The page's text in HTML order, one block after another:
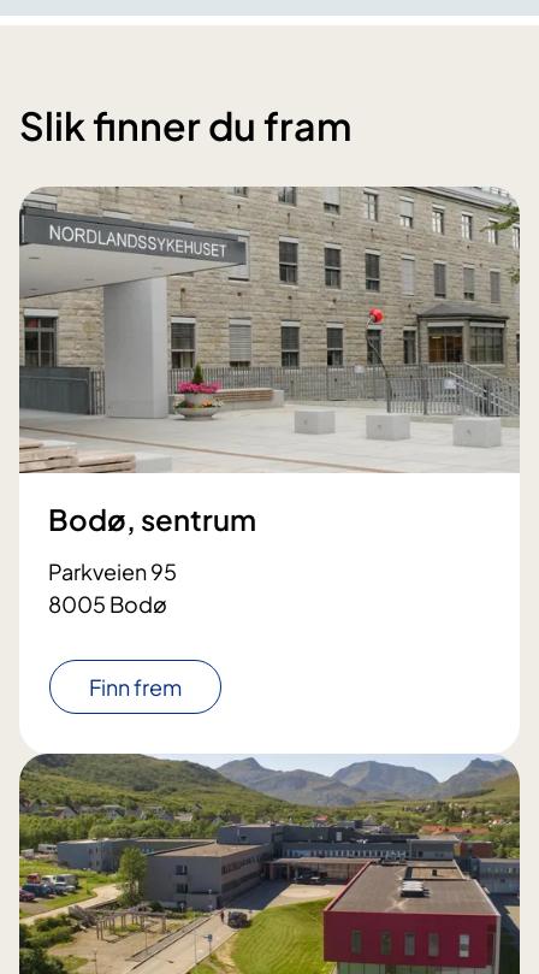
Slik finner du fram
Bodø, sentrum
Parkveien 95
8005 Bodø
Finn frem